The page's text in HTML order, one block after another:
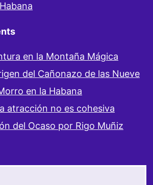
en la Montaña Mágica
del Cañonazo de las Nueve
en la Habana
atracción no es cohesiva
del Ocaso por Rigo Muñiz